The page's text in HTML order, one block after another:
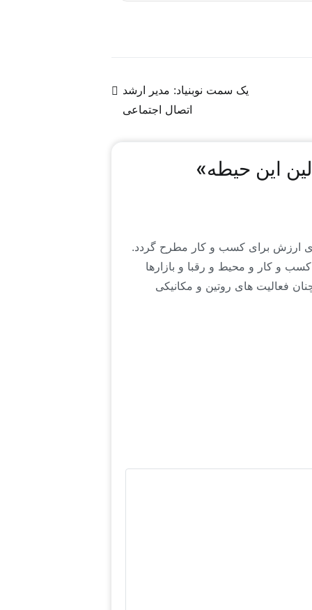
یک سمت نوبنیاد: مدیر ارشد
اتصال اجتماعی
این حیطه»
ی ارزش برای کسب و کار مطرح گردد.
و کار و محیط و رقبا و بازارها
فعالیت های روتین و مکانیکی